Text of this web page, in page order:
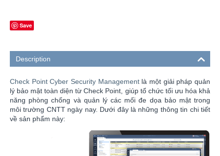
Save
Description
Check Point Cyber Security Managementlà một giải pháp quản
lý bảo mật toàn diện từ Check Point, giúp tổ chức tối ưu hóa khả
năng phòng chống và quản lý các mối đe dọa bảo mật trong
môi trường CNTT ngày nay. Dưới đây là những thông tin chi tiết
về sản phẩm này: